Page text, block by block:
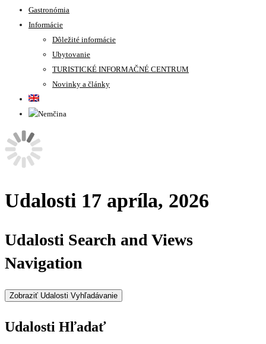
Gastronómia
Informácie
Dôležité informácie
Ubytovanie
TURISTICKÉ INFORMAČNÉ CENTRUM
Novinky a články
Udalosti 17 apríla, 2026
Udalosti Search and Views
Navigation
Zobraziť Udalosti Vyhľadávanie
Udalosti Hľadať